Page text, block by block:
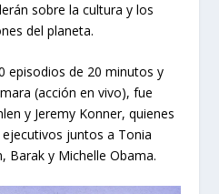
sobre la cultura y los
del planeta.
episodios de 20 minutos y
(acción en vivo), fue
y Jeremy Konner, quienes
juntos a Tonia
Barak y Michelle Obama.